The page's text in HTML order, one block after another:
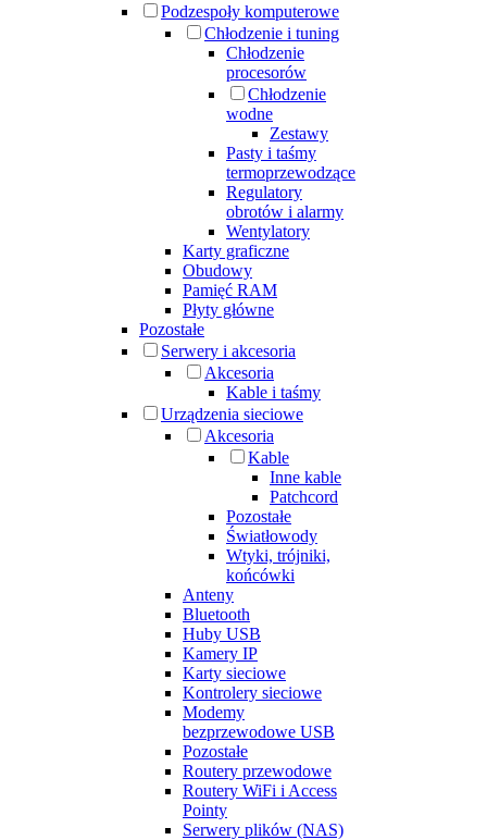
Podzespoły komputerowe
Chłodzenie i tuning
Chłodzenie
procesorów
Chłodzenie
wodne
Zestawy
Pasty i taśmy
termoprzewodzące
Regulatory
obrotów i alarmy
Wentylatory
Karty graficzne
Obudowy
Pamięć RAM
Płyty główne
Pozostałe
Serwery i akcesoria
Akcesoria
Kable i taśmy
Urządzenia sieciowe
Akcesoria
Kable
Inne kable
Patchcord
Pozostałe
Światłowody
Wtyki, trójniki,
końcówki
Anteny
Bluetooth
Huby USB
Kamery IP
Karty sieciowe
Kontrolery sieciowe
Modemy
bezprzewodowe USB
Pozostałe
Routery przewodowe
Routery WiFi i Access
Pointy
Serwery plików (NAS)